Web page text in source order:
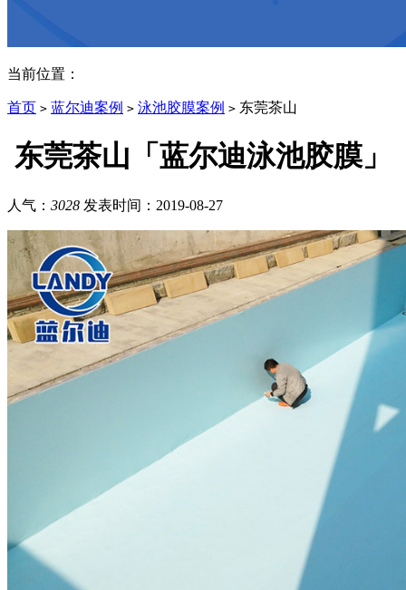
当前位置：
首页 > 蓝尔迪案例 > 泳池胶膜案例 > 东莞茶山
东莞茶山「蓝尔迪泳池胶膜」
人气： 3028 发表时间： 2019-08-27